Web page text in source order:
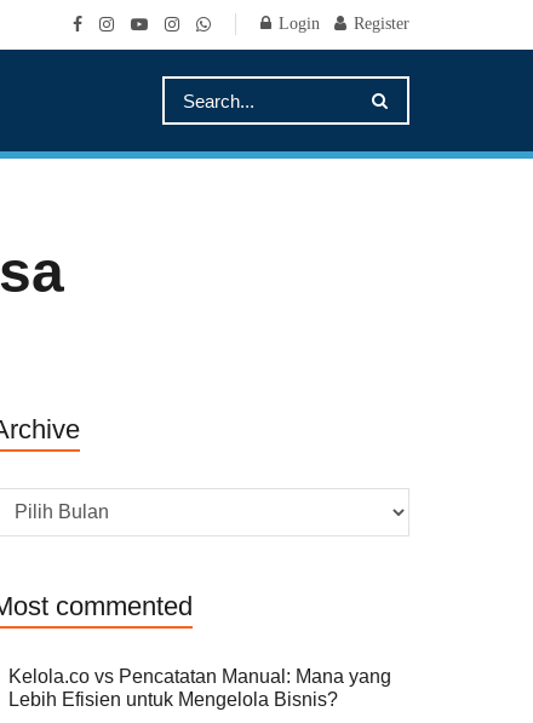
Login Register
Archive
commented
Kelola.co vs Pencatatan Manual: Mana yang
Lebih Efisien untuk Mengelola Bisnis?